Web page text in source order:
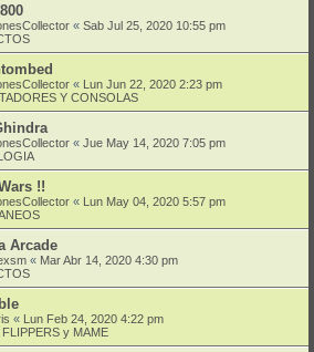
« Sab Jul 25, 2020 10:55 pm
« Lun Jun 22, 2020 2:23 pm
Y CONSOLAS
« Jue May 14, 2020 7:05 pm
!!
« Lun May 04, 2020 5:57 pm
Arcade
« Mar Abr 14, 2020 4:30 pm
« Lun Feb 24, 2020 4:22 pm
y MAME